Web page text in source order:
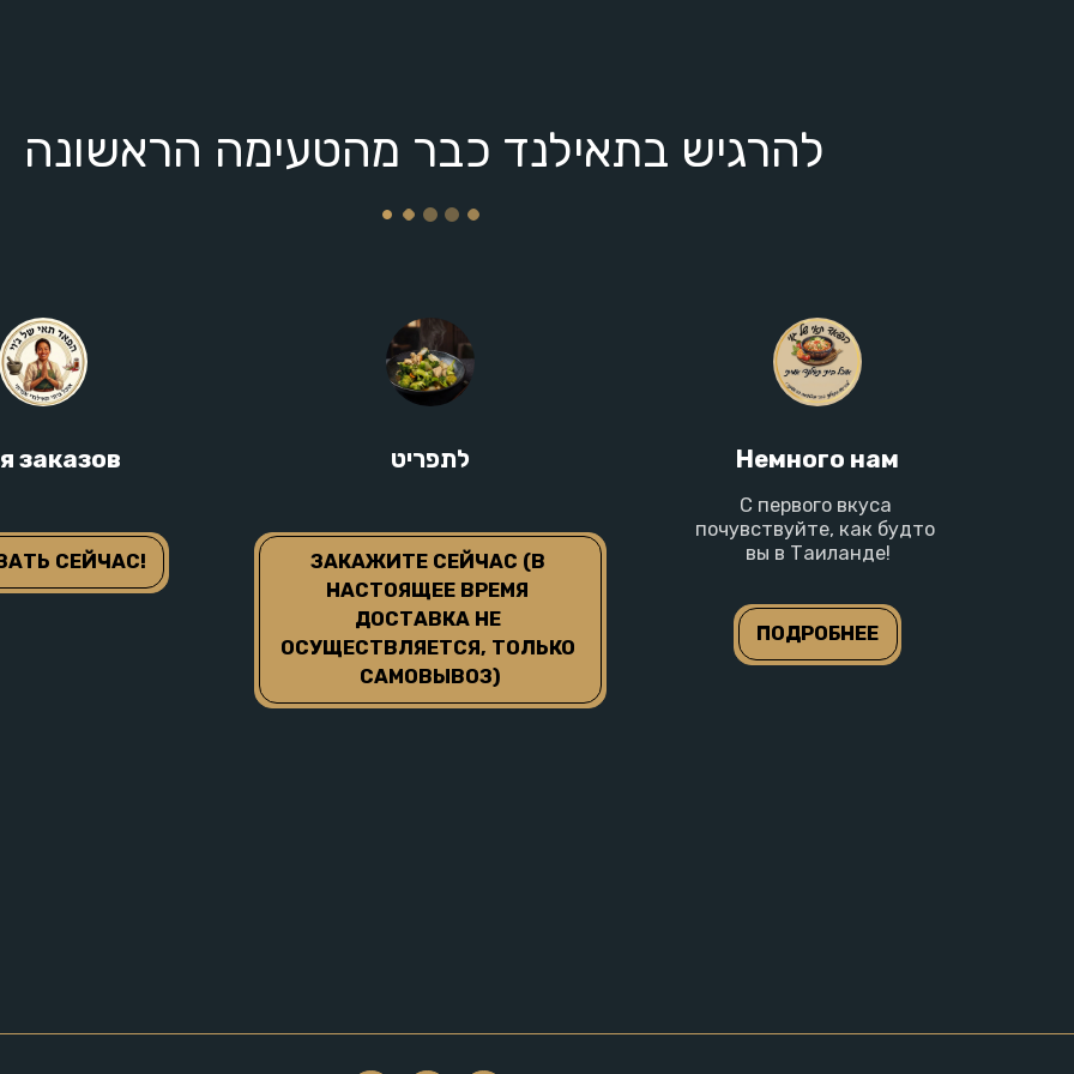
заказов
СЕЙЧАС!
לתפריט
ЗАКАЖИТЕ СЕЙЧАС (В
НАСТОЯЩЕЕ ВРЕМЯ
ДОСТАВКА НЕ
ОСУЩЕСТВЛЯЕТСЯ, ТОЛЬКО
САМОВЫВОЗ)
Немного нам
С первого вкуса
почувствуйте, как будто
вы в Таиланде!
ПОДРОБНЕЕ